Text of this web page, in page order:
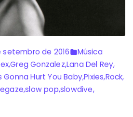
setembro de 2016
Música
,Greg Gonzalez,Lana Del Rey,
Gonna Hurt You Baby,Pixies,Rock,
,slow pop,slowdive,